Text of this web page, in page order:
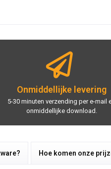
Onmiddellijke levering
5-30 minuten verzending per e-mail
onmiddellijke download.
Hoe komen onze